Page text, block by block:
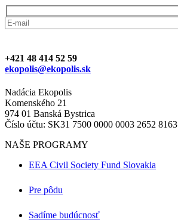
+421 48 414 52 59
ekopolis@ekopolis.sk
Nadácia Ekopolis
Komenského 21
974 01 Banská Bystrica
Číslo účtu: SK31 7500 0000 0003 2652 8163
NAŠE PROGRAMY
EEA Civil Society Fund Slovakia
Pre pôdu
Sadíme budúcnosť